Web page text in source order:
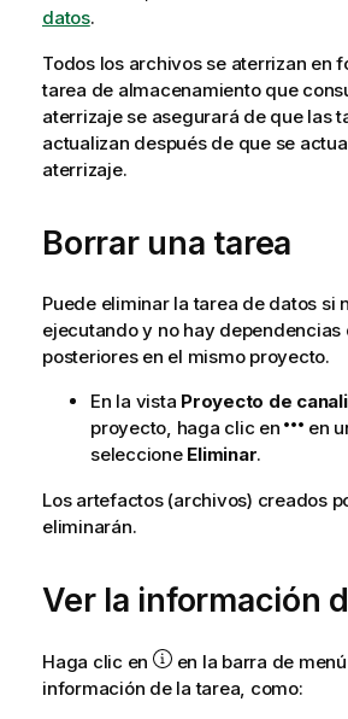
datos.
Todos los archivos se aterrizan en
tarea de almacenamiento que
aterrizaje se asegurará de que las
actualizan después de que se
aterrizaje.
Borrar una tarea
Puede eliminar la tarea de datos si
ejecutando y no hay dependencias
posteriores en el mismo proyecto.
En la vista Proyecto de
proyecto, haga clic en
en
seleccione Eliminar.
Los artefactos (archivos) creados
eliminarán.
Ver la información
Haga clic en
en la barra de
información de la tarea, como: